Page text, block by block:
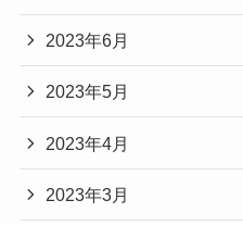
2023年6月
2023年5月
2023年4月
2023年3月